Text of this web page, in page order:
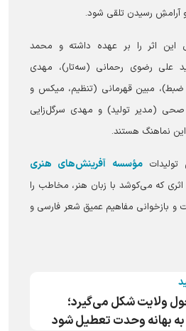
آرامشِ رسیدن تلقی شود.
این اثر را بر عهده داشته و محمد
علی رضوی رحمانی (سه‌تار)، مهدی
ضبط)، مبین قهرمانی (تنظیم، میکس و
(مدیر تولید) و مهدی سرگل‌زایی
نماهنگ هستند.
تولیداتمؤسسه آفرینش‌های هنری
که می‌کوشد با زبان هنر، مخاطب را
و بازخوانی مفاهیم عمیق شعر فارسی و
ولایت شکل می‌گیرد؛
به بهانه وحدت تعطیل شود